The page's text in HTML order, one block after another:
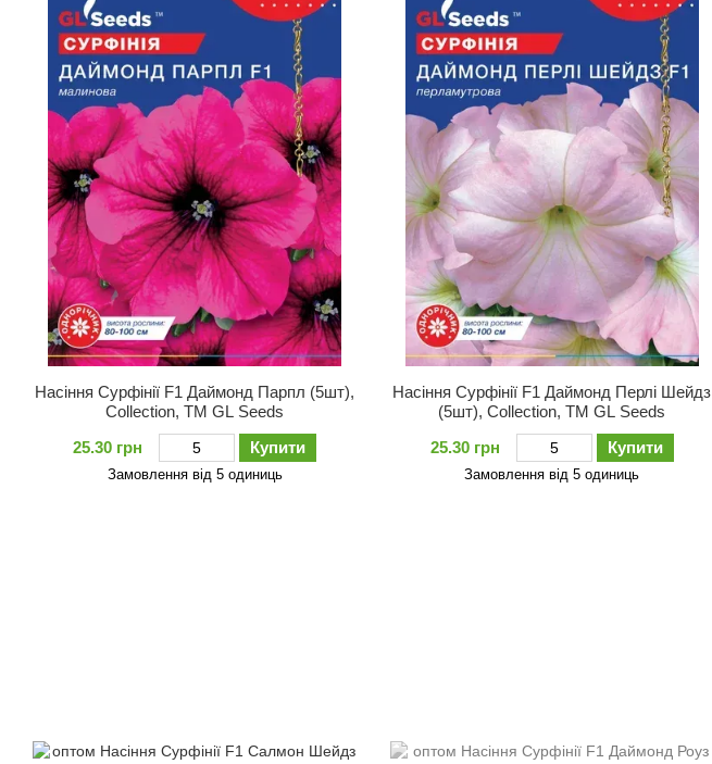
Насіння Сурфiнiї F1 Даймонд Парпл (5шт),
Collection, TM GL Seeds
25.30 грн
Купити
Замовлення від 5 одиниць
Насіння Сурфiнiї F1 Даймонд Перлi Шейдз
(5шт), Collection, TM GL Seeds
25.30 грн
Купити
Замовлення від 5 одиниць